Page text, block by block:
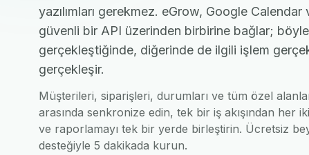
yazılımları gerekmez. eGrow, Google Calendar
güvenli bir API üzerinden birbirine bağlar;
gerçekleştiğinde, diğerinde de ilgili işlem
gerçekleşir.
Müşterileri, siparişleri, durumları ve tüm özel
arasında senkronize edin, tek bir iş akışından her
ve raporlamayı tek bir yerde birleştirin. Ücretsiz
desteğiyle 5 dakikada kurun.